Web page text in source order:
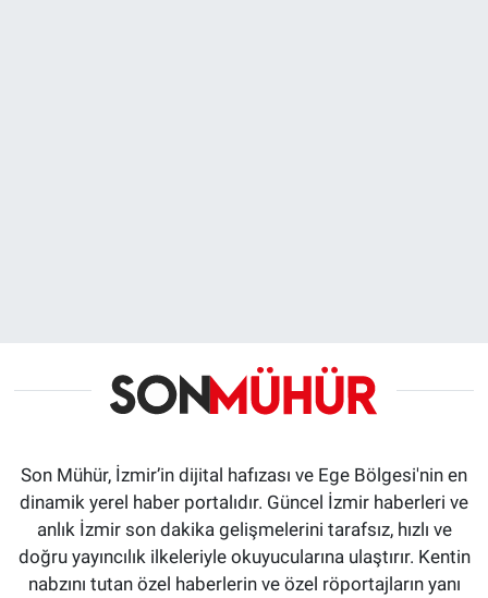
Son Mühür, İzmir’in dijital hafızası ve Ege Bölgesi'nin en
dinamik yerel haber portalıdır. Güncel İzmir haberleri ve
anlık İzmir son dakika gelişmelerini tarafsız, hızlı ve
doğru yayıncılık ilkeleriyle okuyucularına ulaştırır. Kentin
nabzını tutan özel haberlerin ve özel röportajların yanı